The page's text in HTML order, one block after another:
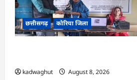
सोचो,
लक्ष्य
हासिल
करने
के
लिए
…
छत्तीसगढ़ कोरिया जिला
kadwaghut
August 8, 2026